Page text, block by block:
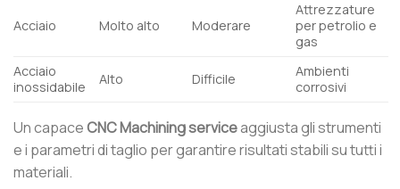
Acciaio Molto alto Moderare
Attrezzature
per petrolio e
gas
Acciaio
inossidabile
Alto Difficile
Ambienti
corrosivi
Un capaceCNC Machining serviceaggiusta gli strumenti
e i parametri di taglio per garantire risultati stabili su tutti i
materiali.